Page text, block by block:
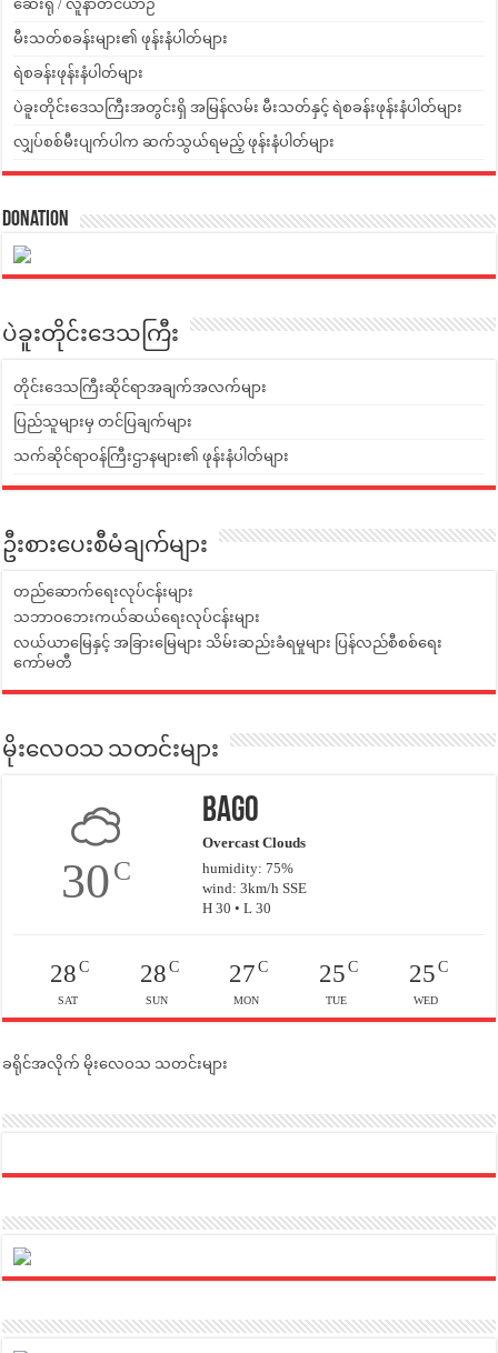
ဆေးရုံ / လူနာတင်ယာဉ်
မီးသတ်စခန်းများ၏ ဖုန်းနံပါတ်များ
ရဲစခန်းဖုန်းနံပါတ်များ
ပဲခူးတိုင်းဒေသကြီးအတွင်းရှိ အမြန်လမ်း မီးသတ်နှင့် ရဲစခန်းဖုန်းနံပါတ်များ
လျှပ်စစ်မီးပျက်ပါက ဆက်သွယ်ရမည့် ဖုန်းနံပါတ်များ
Donation
ပဲခူးတိုင်းဒေသကြီး
တိုင်းဒေသကြီးဆိုင်ရာအချက်အလက်များ
ပြည်သူများမှ တင်ပြချက်များ
သက်ဆိုင်ရာဝန်ကြီးဌာနများ၏ ဖုန်းနံပါတ်များ
ဦးစားပေးစီမံချက်များ
တည်ဆောက်ရေးလုပ်ငန်းများ
သဘာဝဘေးကယ်ဆယ်ရေးလုပ်ငန်းများ
လယ်ယာမြေနှင့် အခြားမြေများ သိမ်းဆည်းခံရမှုများ ပြန်လည်စီစစ်ရေး
ကော်မတီ
မိုးလေဝသ သတင်းများ
30C
Bago
Overcast Clouds
humidity: 75%
wind: 3km/h SSE
H 30 • L 30
28C
SAT
28C
SUN
27 C
MON
25C
TUE
25C
WED
ခရိုင်အလိုက် မိုးလေဝသ သတင်းများ